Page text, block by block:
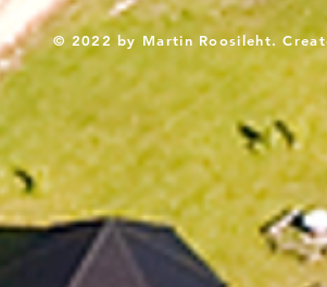
© 2022 by Martin Roosileht.